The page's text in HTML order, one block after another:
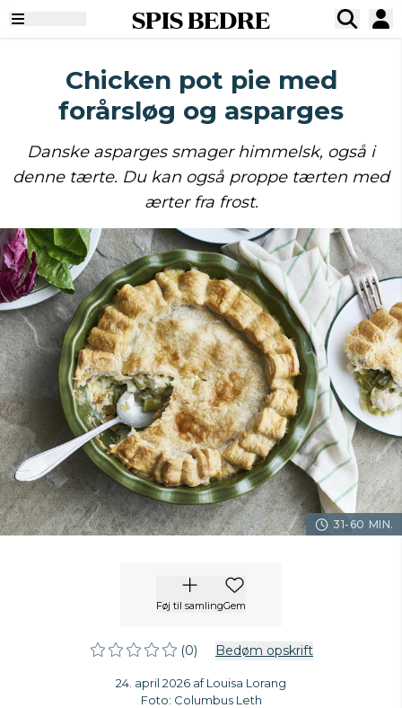
SPIS BEDRE
Chicken pot pie med
forårsløg og asparges
Danske asparges smager himmelsk, også i
denne tærte. Du kan også proppe tærten med
ærter fra frost.
31-60 MIN.
Føj til samlingGem
(0) Bedøm opskrift
24. april 2026 af Louisa Lorang
Foto: Columbus Leth